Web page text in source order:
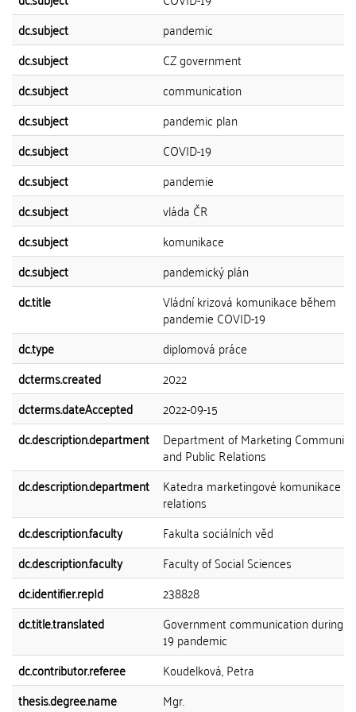
dc.subject
pandemic
dc.subject
CZ government
dc.subject
communication
dc.subject
pandemic plan
dc.subject
COVID-19
dc.subject
pandemie
dc.subject
vláda ČR
dc.subject
komunikace
dc.subject
pandemický plán
dc.title
Vládní krizová komunikace během
pandemie COVID-19
dc.type
diplomová práce
dcterms.created
2022
dcterms.dateAccepted
2022-09-15
dc.description.department
Department of Marketing
and Public Relations
dc.description.department
Katedra marketingové komunikace a
relations
dc.description.faculty
Fakulta sociálních věd
dc.description.faculty
Faculty of Social Sciences
dc.identifier.repId
238828
dc.title.translated
Government communication during
19 pandemic
dc.contributor.referee
Koudelková, Petra
thesis.degree.name
Mgr.